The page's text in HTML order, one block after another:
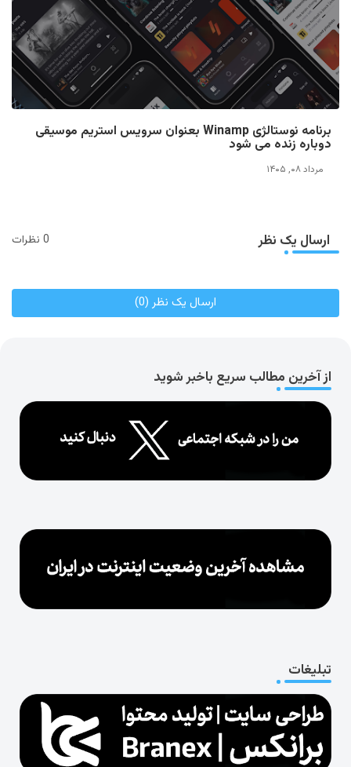
برنامه نوستالژی Winamp بعنوان سرویس استریم موسیقی
دوباره زنده می شود
مرداد ۰۸, ۱۴۰۵
ارسال یک نظر 0 نظرات
ارسال یک نظر (0)
از آخرین مطالب سریع باخبر شوید
تبلیغات